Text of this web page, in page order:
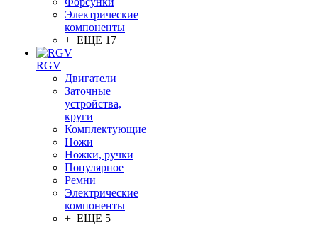
Электрические
компоненты
+ ЕЩЕ 17
RGV
Двигатели
Заточные
устройства,
круги
Комплектующие
Ножи
Ножки, ручки
Популярное
Ремни
Электрические
компоненты
+ ЕЩЕ 5